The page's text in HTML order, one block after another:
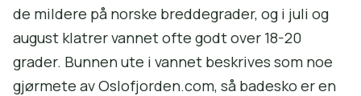
de mildere på norske breddegrader, og i juli og
august klatrer vannet ofte godt over 18-20
grader. Bunnen ute i vannet beskrives som noe
gjørmete av Oslofjorden.com, så badesko er en